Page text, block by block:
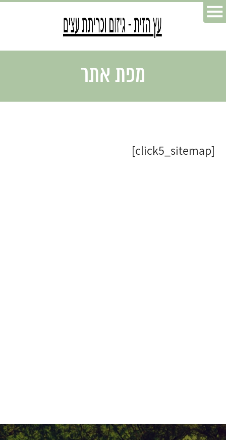
מפת אתר
[click5_sitemap]